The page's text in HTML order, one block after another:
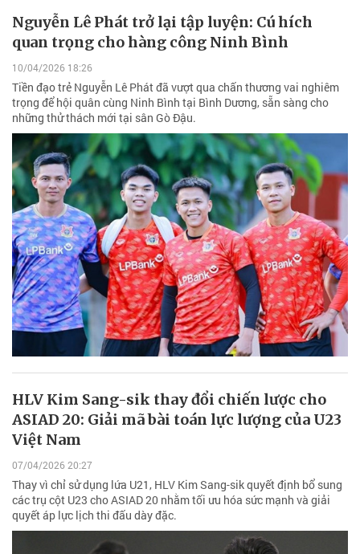
Nguyễn Lê Phát trở lại tập luyện: Cú hích
quan trọng cho hàng công Ninh Bình
10/04/2026 18:26
Tiền đạo trẻ Nguyễn Lê Phát đã vượt qua chấn thương vai nghiêm
trọng để hội quân cùng Ninh Bình tại Bình Dương, sẵn sàng cho
những thử thách mới tại sân Gò Đậu.
HLV Kim Sang-sik thay đổi chiến lược cho
ASIAD 20: Giải mã bài toán lực lượng của U23
Việt Nam
07/04/2026 20:27
Thay vì chỉ sử dụng lứa U21, HLV Kim Sang-sik quyết định bổ sung
các trụ cột U23 cho ASIAD 20 nhằm tối ưu hóa sức mạnh và giải
quyết áp lực lịch thi đấu dày đặc.